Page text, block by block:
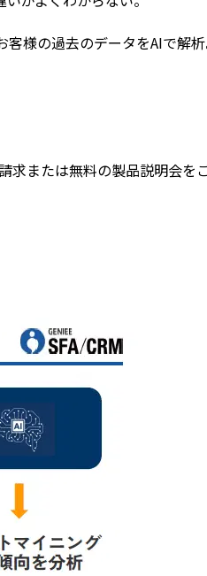
様の過去のデータをAIで解析
または無料の製品説明会を